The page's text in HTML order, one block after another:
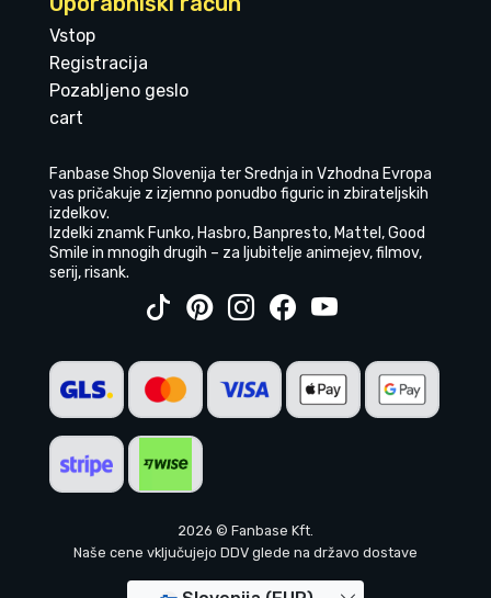
Vstop
Registracija
Pozabljeno geslo
cart
Fanbase Shop Slovenija ter Srednja in Vzhodna Evropa
vas pričakuje z izjemno ponudbo figuric in zbirateljskih
izdelkov.
Izdelki znamk Funko, Hasbro, Banpresto, Mattel, Good
Smile in mnogih drugih – za ljubitelje animejev, filmov,
serij, risank.
2026 © Fanbase Kft.
Naše cene vključujejo DDV glede na državo dostave